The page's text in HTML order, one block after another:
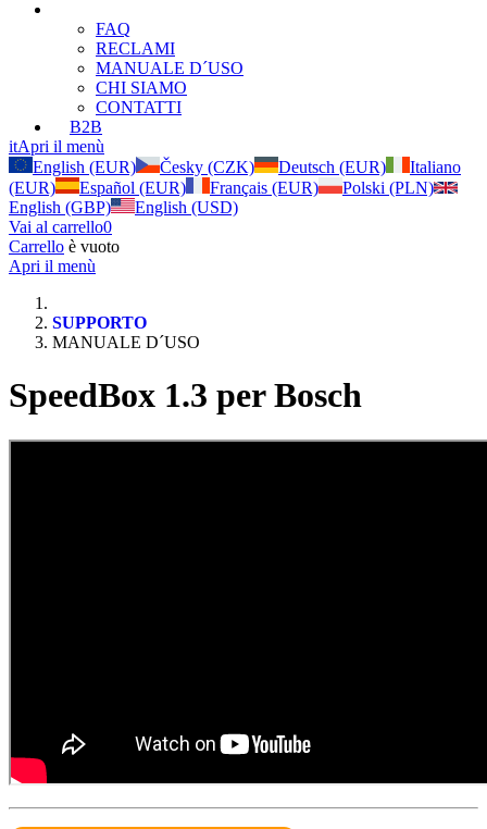
FAQ
RECLAMI
MANUALE D´USO
CHI SIAMO
CONTATTI
B2B
itApri il menù
English (EUR)
Česky (CZK) Deutsch (EUR)
Italiano
(EUR)
Español (EUR) Français (EUR)
Polski (PLN)
English (GBP)
English (USD)
Vai al carrello0
Carrello è vuoto
Apri il menù
SUPPORTO
MANUALE D´USO
SpeedBox 1.3 per Bosch